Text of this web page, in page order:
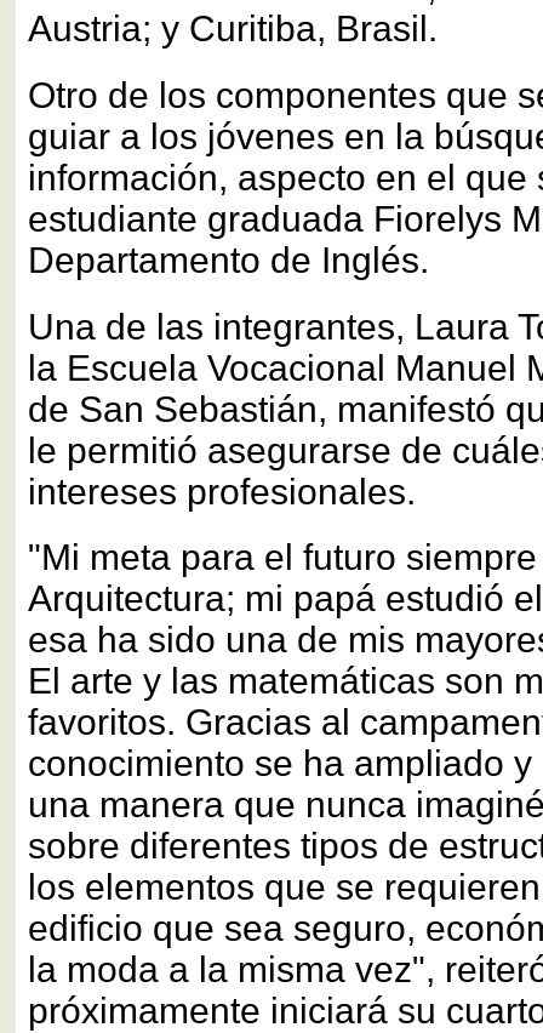
Austria; y Curitiba, Brasil.
Otro de los componentes que
guiar a los jóvenes en la
información, aspecto en el que
estudiante graduada Fiorelys
Departamento de Inglés.
Una de las integrantes, Laura
la Escuela Vocacional Manuel
de San Sebastián, manifestó
le permitió asegurarse de
intereses profesionales.
"Mi meta para el futuro
Arquitectura; mi papá estudió
esa ha sido una de mis
El arte y las matemáticas son
favoritos. Gracias al
conocimiento se ha ampliado
una manera que nunca
sobre diferentes tipos de
los elementos que se
edificio que sea seguro,
la moda a la misma vez",
próximamente iniciará su